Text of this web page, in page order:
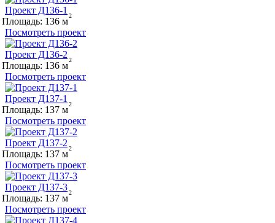
Проект Д136-1
Площадь: 136
Посмотреть проект
Проект Д136-2
Площадь: 136
Посмотреть проект
Проект Д137-1
Площадь: 137
Посмотреть проект
Проект Д137-2
Площадь: 137
Посмотреть проект
Проект Д137-3
Площадь: 137
Посмотреть проект